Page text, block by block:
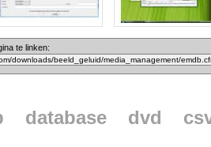
te linken:
database dvd